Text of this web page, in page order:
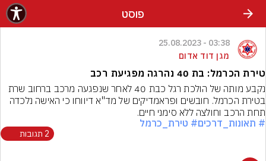
פוסט
03:38 - 25.08.2023
מגן דוד אדום
טירת הכרמל: בת 40 נהרגה מפגיעת רכב
תחת הרכב וחולצה ללא סימני חיים.
# תאונות_דרכים# טירת_כרמל
2 תגובות